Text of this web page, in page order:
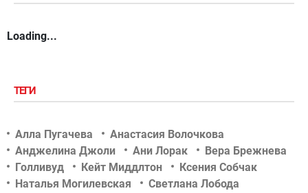
Loading...
ТЕГИ
Алла Пугачева
Анастасия Волочкова
Анджелина Джоли
Ани Лорак
Вера Брежнева
Голливуд
Кейт Миддлтон
Ксения Собчак
Наталья Могилевская
Светлана Лобода